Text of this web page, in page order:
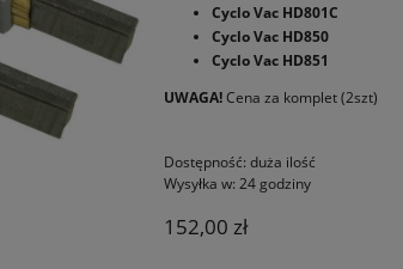
Cyclo Vac HD801C
Cyclo Vac HD850
Cyclo Vac HD851
UWAGA!Cena za komplet (2szt)
Dostępność: duża ilość
Wysyłka w: 24 godziny
152,00 zł